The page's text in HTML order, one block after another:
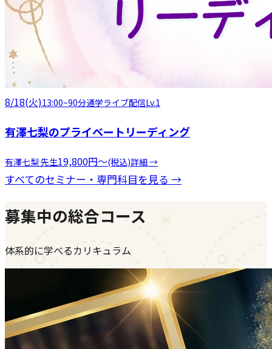
8/18(火)13:00~90分通学ライブ配信Lv.1
有澤七梨のプライベートリーディング
有澤七梨先生19,800円〜(税込)詳細 →
すべてのセミナー・専門科目を見る →
募集中の総合コース
体系的に学べるカリキュラム